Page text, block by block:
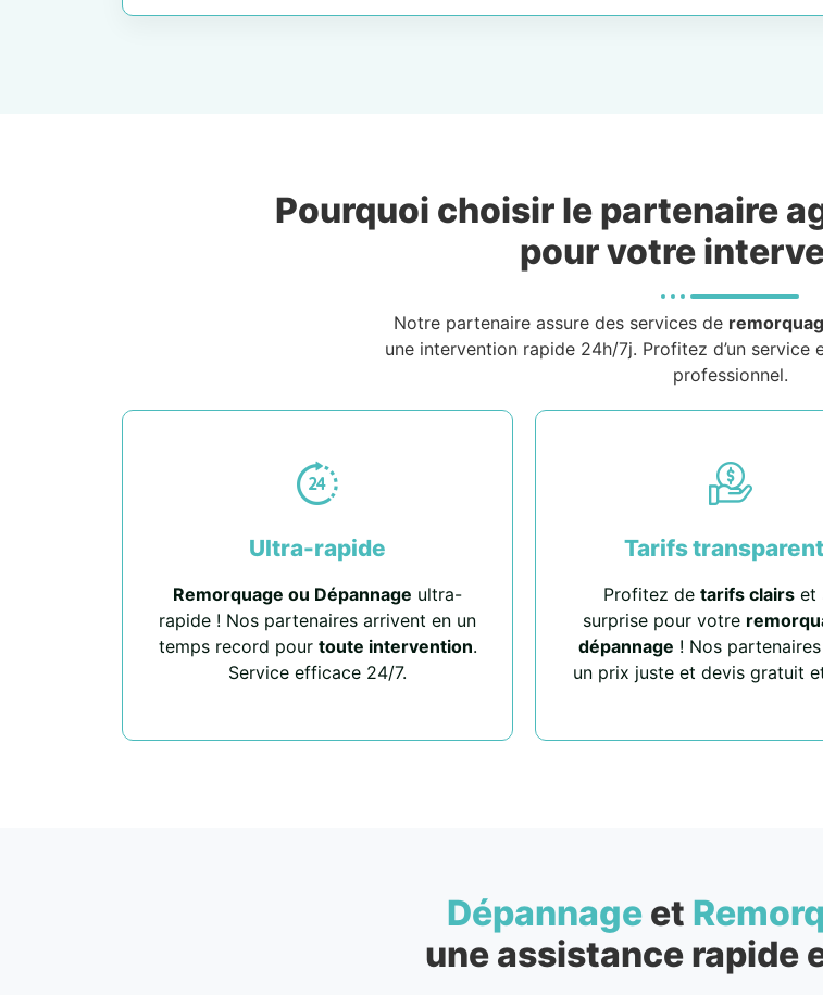
Pourquoi choisir le partenaire
pour votre
Notre partenaire assure des services de
une intervention rapide 24h/7j. Profitez d’un service
professionnel.
Ultra-rapide
Remorquage ou Dépannage ultra-
rapide ! Nos partenaires arrivent en un
temps record pour toute intervention.
Service efficace 24/7.
Tarifs
Profitez de tarifs clairset
surprise pour votre
dépannage ! Nos
un prix juste et devis gratuit
Dépannageet
une assistance rapide